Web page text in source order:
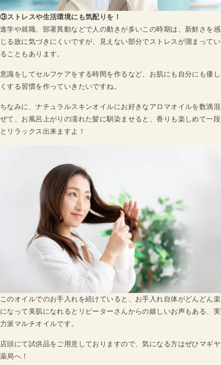
③ストレスや生活環境にも気配りを！
進学や就職、部署異動などで人の動きが多いこの時期は、新鮮さを感
じる故に気づきにくいですが、見えない部分でストレスが溜まってい
ることもあります。
意識をしてセルフケアをする時間を作るなど、お肌にも自分にも優し
くする習慣を作っていきたいですね。
ちなみに、ナチュラルスキンオイルにお好きなアロマオイルを数滴混
ぜて、お風呂上がりの濡れた髪に馴染ませると、香りも楽しめて一段
とリラックス出来ますよ！
このオイルでのお手入れを続けていると、お手入れ自体がどんどん楽
になって美肌になれるとリピーターさんからの嬉しいお声もある、実
力派マルチオイルです。
店頭にて試供品をご用意しておりますので、気になる方はぜひマギヤ
薬局へ！